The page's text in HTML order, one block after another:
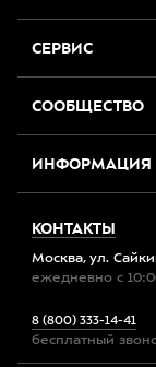
СЕРВИС
СООБЩЕСТВО
ИНФОРМАЦИЯ
КОНТАКТЫ
Москва, ул.
ежедневно с
8 (800) 333-14-41
бесплатный